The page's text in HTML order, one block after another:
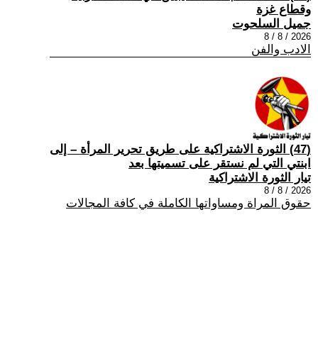
وقطاع غزة
جميل السلحوت
2026 / 8 / 8
الادب والفن
(47) الثورة الاشتراكية على طريق تحرير المرأة – إلى
ابنتي التي لم نستقر على تسميتها بعد
تيار الثورة الاشتراكية
2026 / 8 / 8
حقوق المراة ومساواتها الكاملة في كافة المجالات